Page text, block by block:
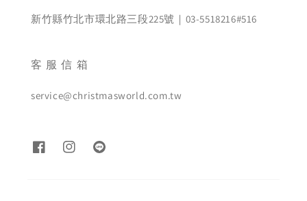
新竹縣竹北市環北路三段225號｜03-5518216#516
客 服 信 箱
service@christmasworld.com.tw